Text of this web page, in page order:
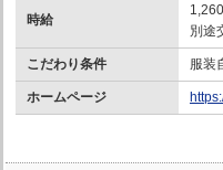
時給
別途
こだわり条件 服装
ホームページ